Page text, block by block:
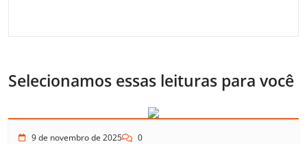
Selecionamos essas leituras para você
9 de novembro de 2025 0